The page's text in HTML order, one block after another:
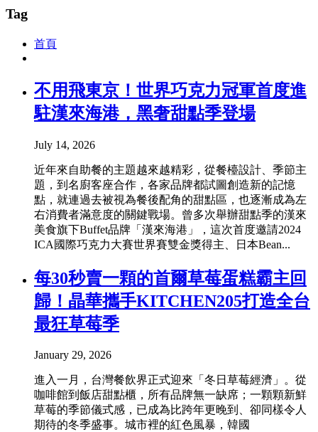
Tag
首頁
不用飛東京！世界巧克力冠軍首度進
駐漢來海港，黑奢甜點季登場
July 14, 2026
近年來自助餐的主題越來越精彩，從餐檯設計、季節主
題，到名廚客座合作，各家品牌都試圖創造新的記憶
點，就連過去被視為餐後配角的甜點區，也逐漸成為左
右消費者滿意度的關鍵戰場。曾多次舉辦甜點季的漢來
美食旗下Buffet品牌「漢來海港」，這次首度邀請2024
ICA國際巧克力大賽世界賽雙金獎得主、日本Bean...
每30秒賣一顆的首爾草莓蛋糕霸主回
歸！晶華攜手KITCHEN205打造全台
最狂草莓季
January 29, 2026
進入一月，台灣餐飲界正式迎來「冬日草莓經濟」。從
咖啡館到飯店甜點櫃，所有品牌無一缺席；一顆顆新鮮
草莓的季節儀式感，已成為比跨年更晚到、卻同樣令人
期待的冬季盛事。城市裡的紅色風暴，韓國